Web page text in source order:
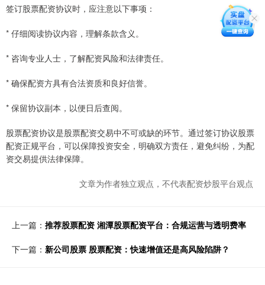
签订股票配资协议时，应注意以下事项：
* 仔细阅读协议内容，理解条款含义。
* 咨询专业人士，了解配资风险和法律责任。
* 确保配资方具有合法资质和良好信誉。
* 保留协议副本，以便日后查阅。
股票配资协议是股票配资交易中不可或缺的环节。通过签订协议股票
配资正规平台，可以保障投资安全，明确双方责任，避免纠纷，为配
资交易提供法律保障。
文章为作者独立观点，不代表配资炒股平台观点
上一篇： 推荐股票配资 湘潭股票配资平台：合规运营与透明费率
下一篇： 新公司股票 股票配资：快速增值还是高风险陷阱？